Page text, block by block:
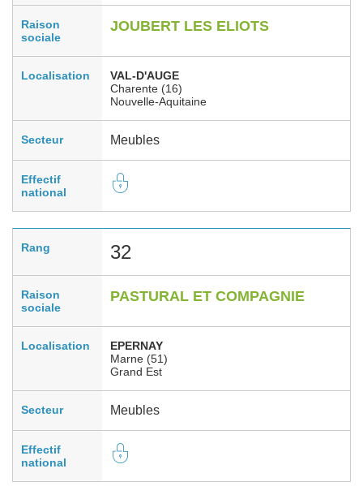
Raison
sociale
JOUBERT LES ELIOTS
Localisation
VAL-D'AUGE
Charente (16)
Nouvelle-Aquitaine
Secteur Meubles
Effectif
national
Rang 32
Raison
sociale
PASTURAL ET COMPAGNIE
Localisation
EPERNAY
Marne (51)
Grand Est
Secteur Meubles
Effectif
national